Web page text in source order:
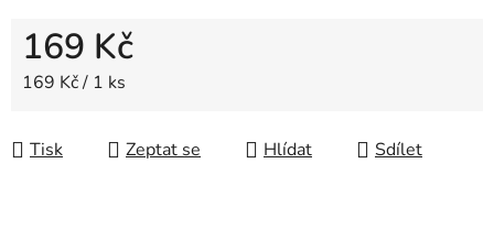
169 Kč
Měrná cena:
169 Kč / 1 ks
Tisk Zeptat se Hlídat Sdílet